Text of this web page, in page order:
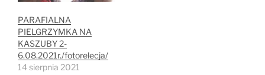
PARAFIALNA
PIELGRZYMKA NA
KASZUBY 2-
6.08.2021r./fotorelecja/
14 sierpnia 2021